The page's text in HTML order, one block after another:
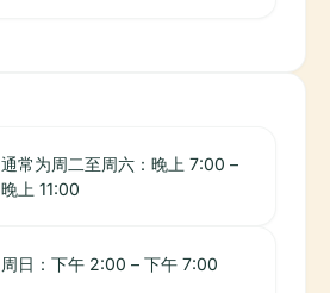
通常为周二至周六：晚上 7:00 –
晚上 11:00
周日：下午 2:00 – 下午 7:00